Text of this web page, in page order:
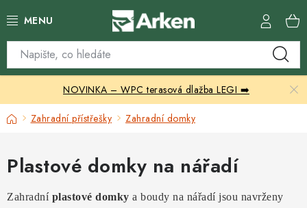
na
Skleníky
Zahradní přístřešky
Grily a ohniště
Vytápění
NOVINKA – WPC terasová dlažba LEGI ➡️
DomůZahradní přístřešky Zahradní domky
Plastové domky na nářadí
Zahradní plastové domky a boudy na nářadí jsou navrženy